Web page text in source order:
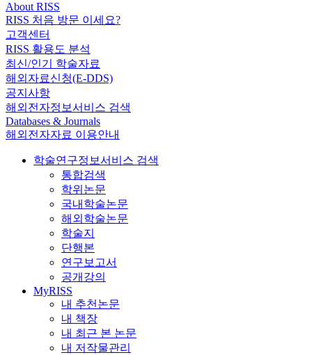
About RISS
RISS 처음 방문 이세요?
고객센터
RISS 활용도 분석
최신/인기 학술자료
해외자료신청(E-DDS)
공지사항
해외전자정보서비스 검색
Databases & Journals
해외전자자료 이용안내
학술연구정보서비스 검색
통합검색
학위논문
국내학술논문
해외학술논문
학술지
단행본
연구보고서
공개강의
MyRISS
내 추천논문
내 책장
내 최근 본 논문
내 저작물관리